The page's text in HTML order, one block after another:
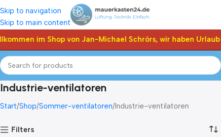
Skip to navigation
Skip to main content
im Shop von Jan-Michael Schrörs, wir haben Urlaub
Industrie-ventilatoren
Start Shop Sommer-ventilatoren Industrie-ventilatoren
Filters